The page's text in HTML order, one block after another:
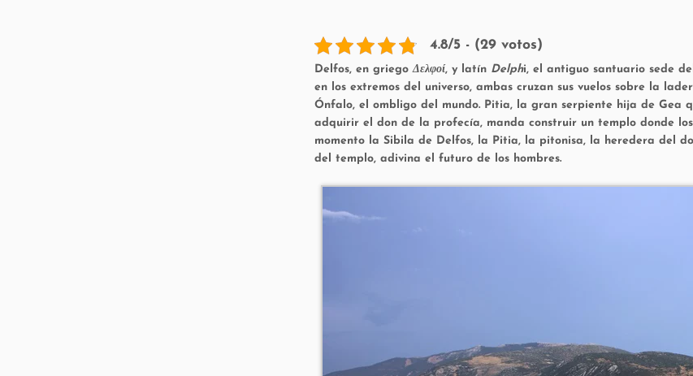
4.8/5 - (29 votos)
Delfos, en griegoΔελφοί, y latín Delphi, el antiguo santuario sede
en los extremos del universo, ambas cruzan sus vuelos sobre la
Ónfalo, el ombligo del mundo. Pitia, la gran serpiente hija de Gea
adquirir el don de la profecía, manda construir un templo donde
momento la Sibila de Delfos, la Pitia, la pitonisa, la heredera del
del templo, adivina el futuro de los hombres.